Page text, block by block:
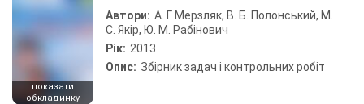
показати
обкладинку
Автори: А. Г. Мерзляк, В. Б. Полонський, М.
С. Якір, Ю. М. Рабінович
Рік: 2013
Опис: Збірник задач і контрольних робіт